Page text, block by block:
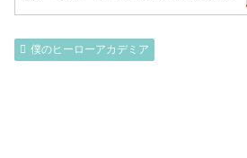
植され、出久のOFAまで狙う!ピンチの相
僕のヒーローアカデミア